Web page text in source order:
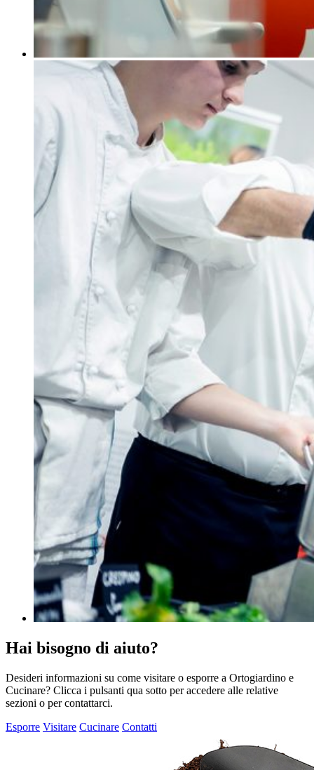
Hai bisogno di aiuto?
Desideri informazioni su come visitare o esporre a Ortogiardino e
Cucinare? Clicca i pulsanti qua sotto per accedere alle relative
sezioni o per contattarci.
Esporre Visitare Cucinare Contatti